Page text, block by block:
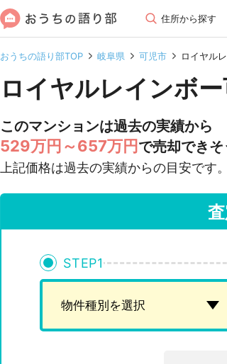
住所から探す
おうちの語り部TOP 岐阜県 可児市 ロイヤル
ロイヤルレインボ
このマンションは過去の実績から
529万円～657万円 で売却できそ
上記価格は過去の実績からの目安で
STEP1